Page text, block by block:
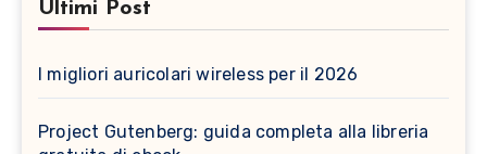
Ultimi Post
I migliori auricolari wireless per il 2026
Project Gutenberg: guida completa alla libreria